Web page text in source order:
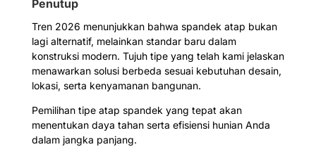
Penutup
Tren 2026 menunjukkan bahwa spandek atap bukan
lagi alternatif, melainkan standar baru dalam
konstruksi modern. Tujuh tipe yang telah kami jelaskan
menawarkan solusi berbeda sesuai kebutuhan desain,
lokasi, serta kenyamanan bangunan.
Pemilihan tipe atap spandek yang tepat akan
menentukan daya tahan serta efisiensi hunian Anda
dalam jangka panjang.